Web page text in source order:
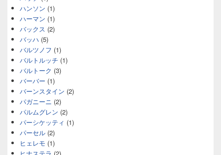
ハンソン (1)
ハーマン (1)
バックス (2)
バッハ (5)
バルツノフ (1)
バルトルッチ (1)
バルトーク (3)
バーバー (1)
バーンスタイン (2)
パガニーニ (2)
パルムグレン (2)
パーシケッティ (1)
パーセル (2)
ヒェレモ (1)